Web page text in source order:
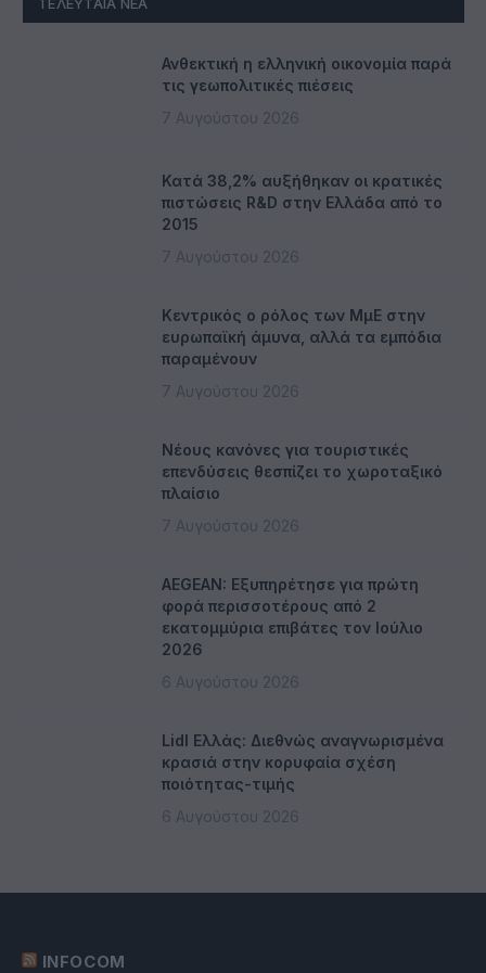
Ανθεκτική η ελληνική οικονομία παρά
τις γεωπολιτικές πιέσεις
7 Αυγούστου 2026
Κατά 38,2% αυξήθηκαν οι κρατικές
πιστώσεις R&D στην Ελλάδα από το
2015
7 Αυγούστου 2026
Κεντρικός ο ρόλος των ΜμΕ στην
ευρωπαϊκή άμυνα, αλλά τα εμπόδια
παραμένουν
7 Αυγούστου 2026
Νέους κανόνες για τουριστικές
επενδύσεις θεσπίζει το χωροταξικό
πλαίσιο
7 Αυγούστου 2026
AEGEAN: Εξυπηρέτησε για πρώτη
φορά περισσοτέρους από 2
εκατομμύρια επιβάτες τον Ιούλιο
2026
6 Αυγούστου 2026
Lidl Ελλάς: Διεθνώς αναγνωρισμένα
κρασιά στην κορυφαία σχέση
ποιότητας-τιμής
6 Αυγούστου 2026
INFOCOM